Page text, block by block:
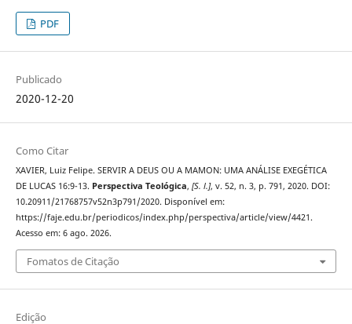
PDF
Publicado
2020-12-20
Como Citar
XAVIER, Luiz Felipe. SERVIR A DEUS OU A MAMON: UMA ANÁLISE EXEGÉTICA
DE LUCAS 16:9-13. Perspectiva Teológica, [S. l.], v. 52, n. 3, p. 791, 2020. DOI:
10.20911/21768757v52n3p791/2020. Disponível em:
https://faje.edu.br/periodicos/index.php/perspectiva/article/view/4421.
Acesso em: 6 ago. 2026.
Fomatos de Citação
Edição